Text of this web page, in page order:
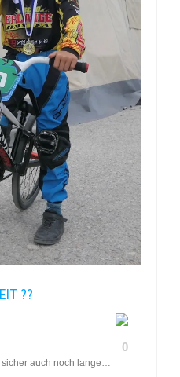
??
0
sicher auch noch lange…